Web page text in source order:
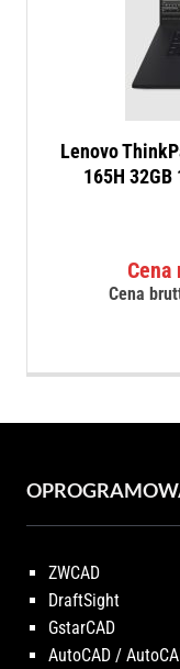
Lenovo
165H 32GB
Cena
Cena
ZWCAD
DraftSight
GstarCAD
AutoCAD /